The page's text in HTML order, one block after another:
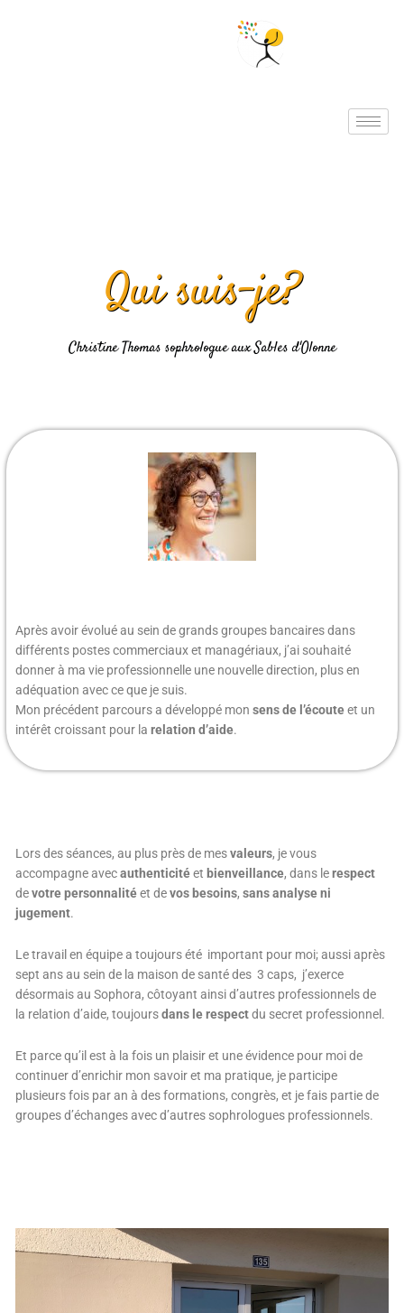
Qui suis-je?
Christine Thomas sophrologue aux Sables d'Olonne
Après avoir évolué au sein de grands groupes bancaires dans
différents postes commerciaux et managériaux, j’ai souhaité
donner à ma vie professionnelle une nouvelle direction, plus en
adéquation avec ce que je suis.
Mon précédent parcours a développé monsens de l’écouteet un
intérêt croissant pour larelation d’aide.
Lors des séances, au plus près de mesvaleurs, je vous
accompagne avecauthenticitéet bienveillance, dans lerespect
devotre personnalitéet devos besoins,sans analyse ni
jugement.
Le travail en équipe a toujours été important pour moi; aussi après
sept ans au sein de la maison de santé des 3 caps, j’exerce
désormais au Sophora, côtoyant ainsi d’autres professionnels de
la relation d’aide, toujoursdans le respectdu secret professionnel.
Et parce qu’il est à la fois un plaisir et une évidence pour moi de
continuer d’enrichir mon savoir et ma pratique, je participe
plusieurs fois par an à des formations, congrès, et je fais partie de
groupes d’échanges avec d’autres sophrologues professionnels.